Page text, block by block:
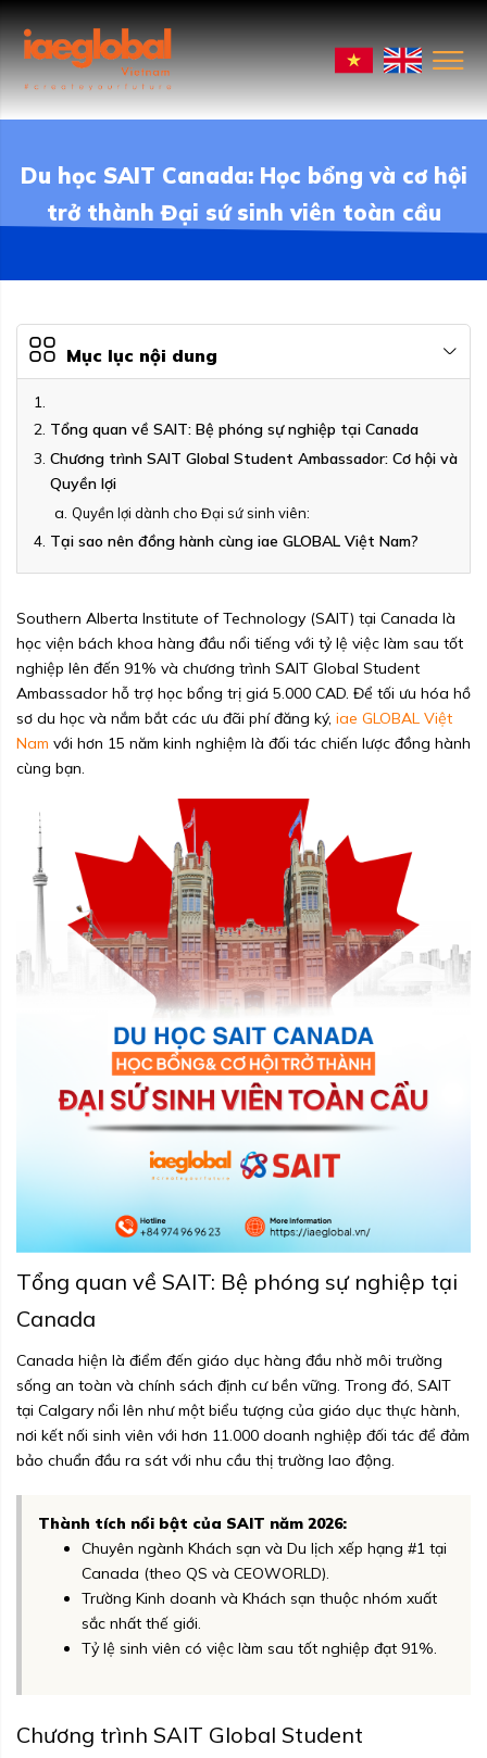
Du học SAIT Canada: Học bổng và cơ hội
trở thành Đại sứ sinh viên toàn cầu
Mục lục nội dung
Tổng quan về SAIT: Bệ phóng sự nghiệp tại Canada
Chương trình SAIT Global Student Ambassador: Cơ hội và
Quyền lợi
Quyền lợi dành cho Đại sứ sinh viên:
Tại sao nên đồng hành cùng iae GLOBAL Việt Nam?
Southern Alberta Institute of Technology (SAIT) tại Canada là
học viện bách khoa hàng đầu nổi tiếng với tỷ lệ việc làm sau tốt
nghiệp lên đến 91% và chương trình SAIT Global Student
Ambassador hỗ trợ học bổng trị giá 5.000 CAD. Để tối ưu hóa hồ
sơ du học và nắm bắt các ưu đãi phí đăng ký, iae GLOBAL Việt
Nam với hơn 15 năm kinh nghiệm là đối tác chiến lược đồng hành
cùng bạn.
Tổng quan về SAIT: Bệ phóng sự nghiệp tại
Canada
Canada hiện là điểm đến giáo dục hàng đầu nhờ môi trường
sống an toàn và chính sách định cư bền vững. Trong đó, SAIT
tại Calgary nổi lên như một biểu tượng của giáo dục thực hành,
nơi kết nối sinh viên với hơn 11.000 doanh nghiệp đối tác để đảm
bảo chuẩn đầu ra sát với nhu cầu thị trường lao động.
Thành tích nổi bật của SAIT năm 2026:
Chuyên ngành Khách sạn và Du lịch xếp hạng #1 tại
Canada (theo QS và CEOWORLD).
Trường Kinh doanh và Khách sạn thuộc nhóm xuất
sắc nhất thế giới.
Tỷ lệ sinh viên có việc làm sau tốt nghiệp đạt 91%.
Chương trình SAIT Global Student